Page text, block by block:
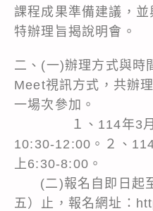
課程成果準備建議，並
特辦理旨揭說明會。
二、(一)辦理方式與時
Meet視訊方式，共辦
一場次參加。
１、114年3月14
10:30-12:00。２、
上6:30-8:00。
(二)報名自即日起
五）止，報名網址：